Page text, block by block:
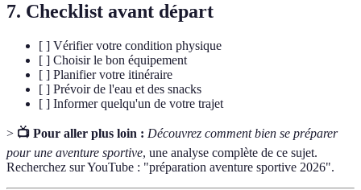
7. Checklist avant départ
[ ] Vérifier votre condition physique
[ ] Choisir le bon équipement
[ ] Planifier votre itinéraire
[ ] Prévoir de l'eau et des snacks
[ ] Informer quelqu'un de votre trajet
> 📺 Pour aller plus loin : Découvrez comment bien se préparer
pour une aventure sportive, une analyse complète de ce sujet.
Recherchez sur YouTube : "préparation aventure sportive 2026".